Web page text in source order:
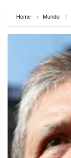
Home Mundo